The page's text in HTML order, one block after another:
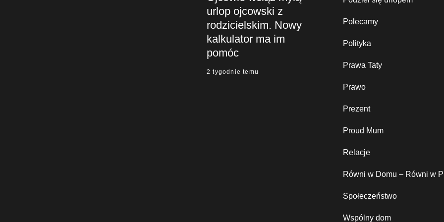
urlop ojcowski z
rodzicielskim. Nowy
kalkulator ma im
pomóc
2 tygodnie temu
Polecamy
Polityka
Prawa Taty
Prawo
Prezent
Proud Mum
Relacje
Równi w Domu – Równi w
Społeczeństwo
Wspólny dom